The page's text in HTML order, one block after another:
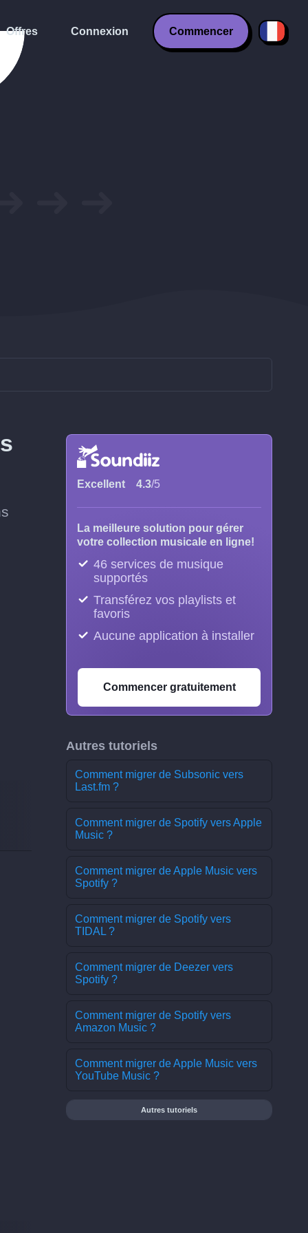
Offres Connexion Commencer
Excellent 4.3/5
La meilleure solution pour gérer
votre collection musicale en ligne!
46 services de musique
supportés
Transférez vos playlists et
favoris
Aucune application à installer
Commencer gratuitement
Autres tutoriels
Comment migrer de Subsonic vers
Last.fm ?
Comment migrer de Spotify vers Apple
Music ?
Comment migrer de Apple Music vers
Spotify ?
Comment migrer de Spotify vers
TIDAL ?
Comment migrer de Deezer vers
Spotify ?
Comment migrer de Spotify vers
Amazon Music ?
Comment migrer de Apple Music vers
YouTube Music ?
Autres tutoriels